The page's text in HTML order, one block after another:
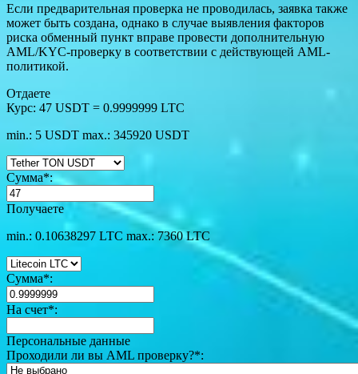
Если предварительная проверка не проводилась, заявка также
может быть создана, однако в случае выявления факторов
риска обменный пункт вправе провести дополнительную
AML/KYC-проверку в соответствии с действующей AML-
политикой.
Отдаете
Курс: 47 USDT = 0.9999999 LTC
min.: 5 USDT max.: 345920 USDT
Сумма*:
Получаете
min.: 0.10638297 LTC max.: 7360 LTC
Сумма*:
На счет*:
Персональные данные
Проходили ли вы AML проверку?*: